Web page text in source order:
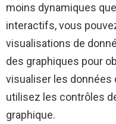
moins dynamiques
interactifs, vous
visualisations de
des graphiques pour
visualiser les données
utilisez les contrôles
graphique.